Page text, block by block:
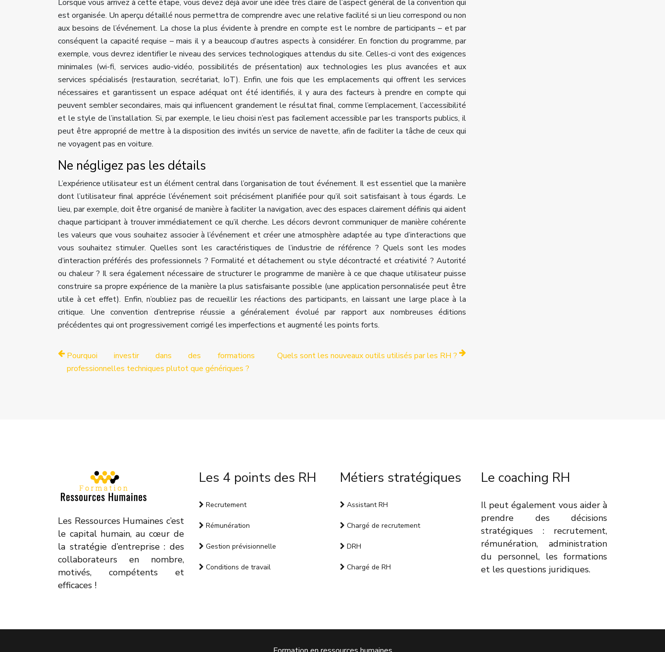
Lorsque vous arrivez à cette étape, vous devez déjà avoir une idée très claire de l’aspect général de la convention qui
est organisée. Un aperçu détaillé nous permettra de comprendre avec une relative facilité si un lieu correspond ou non
aux besoins de l’événement. La chose la plus évidente à prendre en compte est le nombre de participants – et par
conséquent la capacité requise – mais il y a beaucoup d’autres aspects à considérer. En fonction du programme, par
exemple, vous devrez identifier le niveau des services technologiques attendus du site. Celles-ci vont des exigences
minimales (wi-fi, services audio-vidéo, possibilités de présentation) aux technologies les plus avancées et aux
services spécialisés (restauration, secrétariat, IoT). Enfin, une fois que les emplacements qui offrent les services
nécessaires et garantissent un espace adéquat ont été identifiés, il y aura des facteurs à prendre en compte qui
peuvent sembler secondaires, mais qui influencent grandement le résultat final, comme l’emplacement, l’accessibilité
et le style de l’installation. Si, par exemple, le lieu choisi n’est pas facilement accessible par les transports publics, il
peut être approprié de mettre à la disposition des invités un service de navette, afin de faciliter la tâche de ceux qui
ne voyagent pas en voiture.
Ne négligez pas les détails
L’expérience utilisateur est un élément central dans l’organisation de tout événement. Il est essentiel que la manière
dont l’utilisateur final apprécie l’événement soit précisément planifiée pour qu’il soit satisfaisant à tous égards. Le
lieu, par exemple, doit être organisé de manière à faciliter la navigation, avec des espaces clairement définis qui aident
chaque participant à trouver immédiatement ce qu’il cherche. Les décors devront communiquer de manière cohérente
les valeurs que vous souhaitez associer à l’événement et créer une atmosphère adaptée au type d’interactions que
vous souhaitez stimuler. Quelles sont les caractéristiques de l’industrie de référence ? Quels sont les modes
d’interaction préférés des professionnels ? Formalité et détachement ou style décontracté et créativité ? Autorité
ou chaleur ? Il sera également nécessaire de structurer le programme de manière à ce que chaque utilisateur puisse
construire sa propre expérience de la manière la plus satisfaisante possible (une application personnalisée peut être
utile à cet effet). Enfin, n’oubliez pas de recueillir les réactions des participants, en laissant une large place à la
critique. Une convention d’entreprise réussie a généralement évolué par rapport aux nombreuses éditions
précédentes qui ont progressivement corrigé les imperfections et augmenté les points forts.
Pourquoi investir dans des formations
professionnelles techniques plutot que génériques ?
Quels sont les nouveaux outils utilisés par les RH ?
Les Ressources Humaines c’est
le capital humain, au cœur de
la stratégie d’entreprise : des
collaborateurs en nombre,
motivés, compétents et
efficaces !
Les 4 points des RH
Recrutement
Rémunération
Gestion prévisionnelle
Conditions de travail
Métiers stratégiques
Assistant RH
Chargé de recrutement
DRH
Chargé de RH
Le coaching RH
Il peut également vous aider à
prendre des décisions
stratégiques : recrutement,
rémunération, administration
du personnel, les formations
et les questions juridiques.